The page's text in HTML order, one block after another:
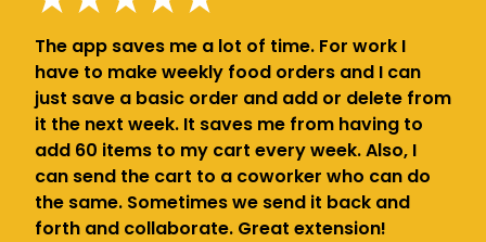
The app saves me a lot of time. For work I
have to make weekly food orders and I can
just save a basic order and add or delete from
it the next week. It saves me from having to
add 60 items to my cart every week. Also, I
can send the cart to a coworker who can do
the same. Sometimes we send it back and
forth and collaborate. Great extension!